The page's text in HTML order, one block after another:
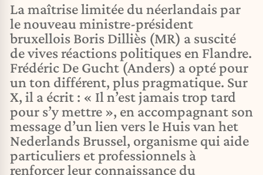
La maîtrise limitée du néerlandais par
le nouveau ministre-président
bruxellois Boris Dilliès (MR) a suscité
de vives réactions politiques en Flandre.
Frédéric De Gucht (Anders) a opté pour
un ton différent, plus pragmatique. Sur
X, il a écrit : « Il n’est jamais trop tard
pour s’y mettre », en accompagnant son
message d’un lien vers le Huis van het
Nederlands Brussel, organisme qui aide
particuliers et professionnels à
renforcer leur connaissance du